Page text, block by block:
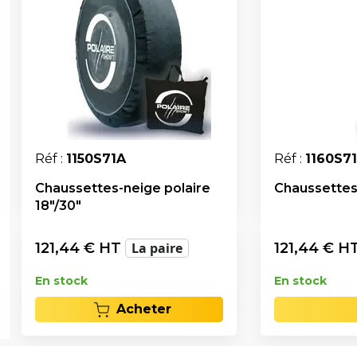
Réf : 1150S71A
Chaussettes-neige polaire
18"/30"
121,44 € HT La paire
En stock
Acheter
Réf :
121,44 €
En stock